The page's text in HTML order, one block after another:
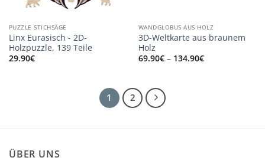
PUZZLE STICHSÄGE
Linx Eurasisch - 2D-
Holzpuzzle, 139 Teile
29.90€
WANDGLOBUS AUS HOLZ
3D-Weltkarte aus braunem
Holz
69.90€ – 134.90€Preisspanne:
1 2
ÜBER UNS